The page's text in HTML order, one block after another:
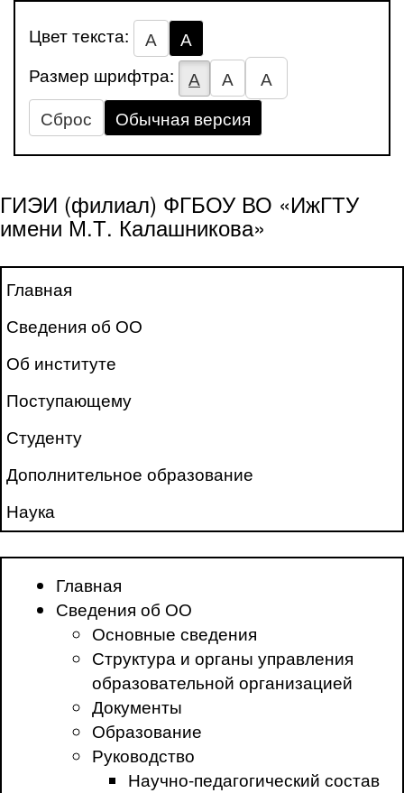
Цвет текста: А
А
Размер шрифтра:
А А
А
Сброс
Обычная версия
ГИЭИ (филиал) ФГБОУ ВО «ИжГТУ
имени М.Т. Калашникова»
Главная
Сведения об ОО
Об институте
Поступающему
Студенту
Дополнительное образование
Наука
Главная
Сведения об ОО
Основные сведения
Структура и органы управления
образовательной организацией
Документы
Образование
Руководство
Научно-педагогический состав